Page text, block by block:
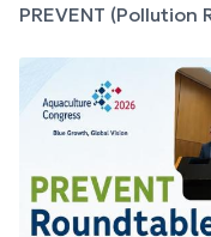
PREVENT